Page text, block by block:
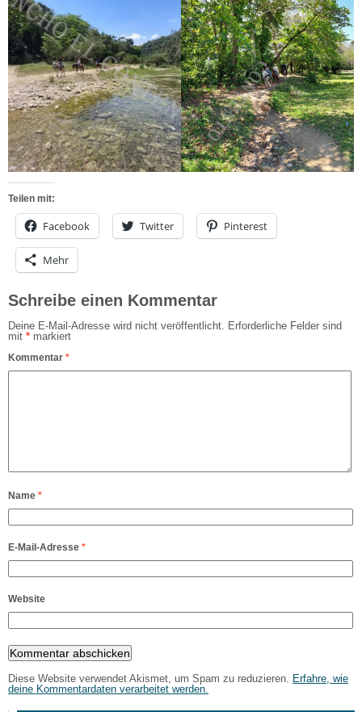
Teilen mit:
Facebook Twitter Pinterest
Mehr
Schreibe einen Kommentar
Deine E-Mail-Adresse wird nicht veröffentlicht. Erforderliche Felder sind
mit * markiert
Kommentar *
Name *
E-Mail-Adresse *
Website
Diese Website verwendet Akismet, um Spam zu reduzieren. Erfahre, wie
deine Kommentardaten verarbeitet werden.